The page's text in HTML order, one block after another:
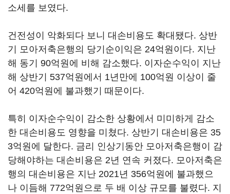
소세를 보였다.
건전성이 악화되다 보니 대손비용도 확대됐다. 상반
기 모아저축은행의 당기순이익은 24억원이다. 지난
해 동기 90억원에 비해 감소했다. 이자순수익이 지난
해 상반기 537억원에서 1년만에 100억원 이상이 줄
어 420억원에 불과했기 때문이다.
특히 이자순수익이 감소한 상황에서 미미하게 감소
한 대손비용도 영향을 미쳤다. 상반기 대손비용은 35
3억원에 달한다. 금리 인상기동안 모아저축은행이 감
당해야하는 대손비용은 2년 연속 커졌다. 모아저축은
행의 대손비용은 지난 2021년 356억원에 불과했으
나 이듬해 772억원으로 두 배 이상 규모를 불렸다. 지